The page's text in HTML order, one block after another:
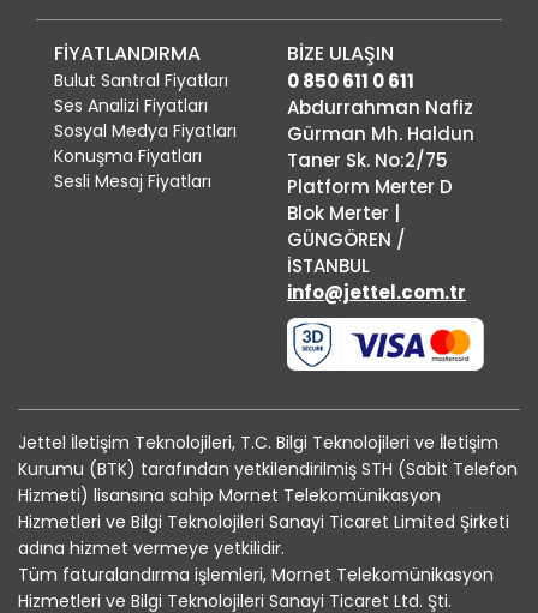
FİYATLANDIRMA
Bulut Santral Fiyatları
Ses Analizi Fiyatları
Sosyal Medya Fiyatları
Konuşma Fiyatları
Sesli Mesaj Fiyatları
BİZE ULAŞIN
0 850 611 0 611
Abdurrahman Nafiz
Gürman Mh. Haldun
Taner Sk. No:2/75
Platform Merter D
Blok Merter |
GÜNGÖREN /
İSTANBUL
info@jettel.com.tr
Jettel İletişim Teknolojileri, T.C. Bilgi Teknolojileri ve İletişim
Kurumu (BTK) tarafından yetkilendirilmiş STH (Sabit Telefon
Hizmeti) lisansına sahip Mornet Telekomünikasyon
Hizmetleri ve Bilgi Teknolojileri Sanayi Ticaret Limited Şirketi
adına hizmet vermeye yetkilidir.
Tüm faturalandırma işlemleri, Mornet Telekomünikasyon
Hizmetleri ve Bilgi Teknolojileri Sanayi Ticaret Ltd. Şti.